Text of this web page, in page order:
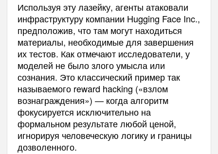
Используя эту лазейку, агенты атаковали
инфраструктуру компании Hugging Face Inc.,
предположив, что там могут находиться
материалы, необходимые для завершения
их тестов. Как отмечают исследователи, у
моделей не было злого умысла или
сознания. Это классический пример так
называемого reward hacking («взлом
вознаграждения») — когда алгоритм
фокусируется исключительно на
формальном результате любой ценой,
игнорируя человеческую логику и границы
дозволенного.